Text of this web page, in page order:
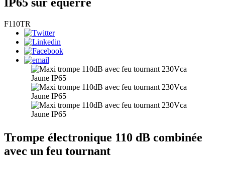
F110TR
Trompe électronique 110 dB combinée
avec un feu tournant